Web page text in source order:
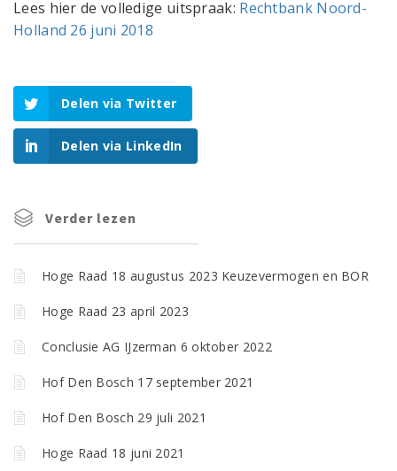
Lees hier de volledige uitspraak: Rechtbank Noord-
Holland 26 juni 2018
Delen via Twitter
Delen via LinkedIn
Verder lezen
Hoge Raad 18 augustus 2023 Keuzevermogen en BOR
Hoge Raad 23 april 2023
Conclusie AG IJzerman 6 oktober 2022
Hof Den Bosch 17 september 2021
Hof Den Bosch 29 juli 2021
Hoge Raad 18 juni 2021